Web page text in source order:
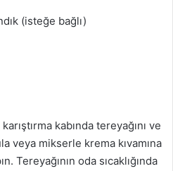
(isteğe bağlı)
kabında tereyağını ve
veya mikserle krema kıvamına
Tereyağının oda sıcaklığında